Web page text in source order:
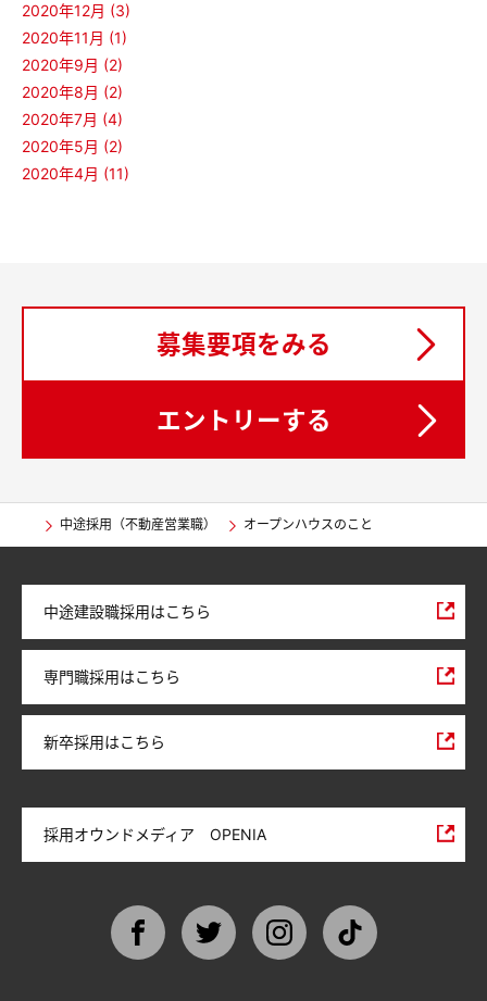
2020年12月 (3)
2020年11月 (1)
2020年9月 (2)
2020年8月 (2)
2020年7月 (4)
2020年5月 (2)
2020年4月 (11)
募集要項をみる
エントリーする
中途採用（不動産営業職） オープンハウスのこと
中途建設職採用はこちら
専門職採用はこちら
新卒採用はこちら
採用オウンドメディア OPENIA